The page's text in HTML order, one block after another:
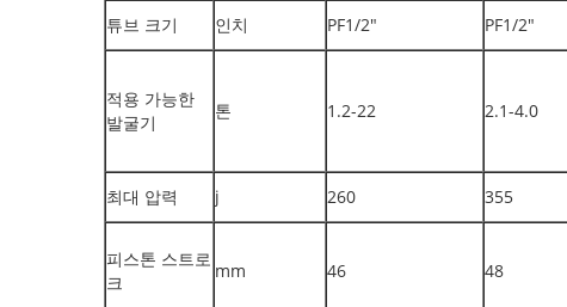
튜브 크기 인치 PF1/2" PF1/2"
적용 가능한
발굴기
톤 1.2-22 2.1-4.0
최대 압력 j 260 355
피스톤 스트로
크
mm 46 48